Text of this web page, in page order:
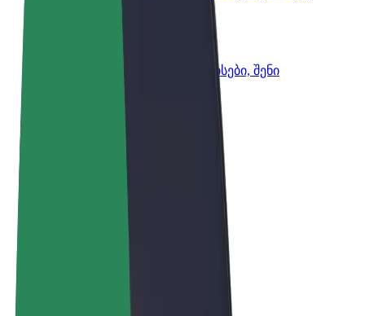
Bolt ბიზნესისთვის
Bolt-ის პროდუქტები და სერვისები, შენი